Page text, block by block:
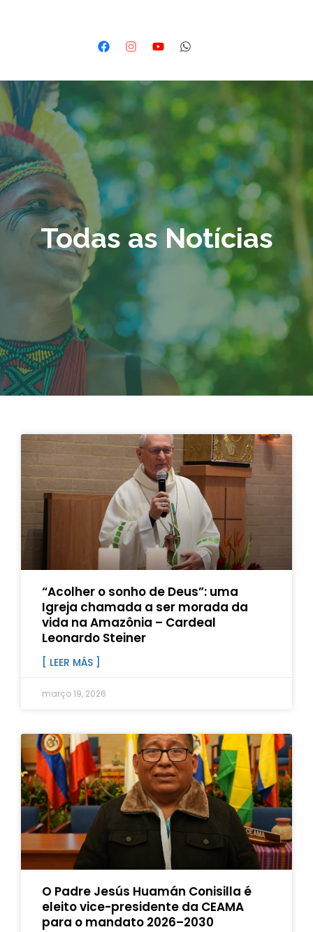
Todas as Notícias
“Acolher o sonho de Deus”: uma
Igreja chamada a ser morada da
vida na Amazônia – Cardeal
Leonardo Steiner
[ LEER MÁS ]
março 19, 2026
O Padre Jesús Huamán Conisilla é
eleito vice-presidente da CEAMA
para o mandato 2026–2030